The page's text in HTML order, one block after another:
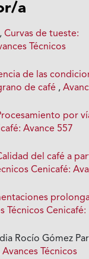
a
Curvas de tueste:
Técnicos
de las
de café ,
por
Avance 557
del café a
Cenicafé:
Técnicos Cenicafé:
Rocío Gómez
Avances Técnicos